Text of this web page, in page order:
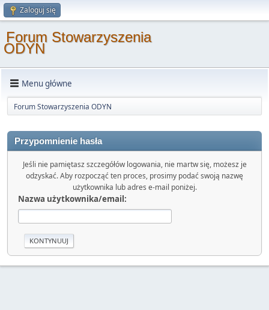
Zaloguj się
Forum Stowarzyszenia
ODYN
Menu główne
Forum Stowarzyszenia ODYN
Przypomnienie hasła
Jeśli nie pamiętasz szczegółów logowania, nie martw się, możesz je
odzyskać. Aby rozpocząć ten proces, prosimy podać swoją nazwę
użytkownika lub adres e-mail poniżej.
Nazwa użytkownika/email: